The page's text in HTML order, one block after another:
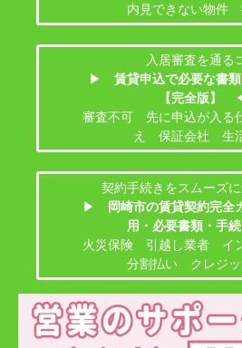
内見できない物件
入居審査を通る
▶
賃貸申込で必要な書
【完全版】
審査不可 先に申込が入る
え 保証会社 生
契約手続きをスムーズ
▶
岡崎市の賃貸契約完全
用・必要書類・手
火災保険 引越し業者 イ
分割払い クレジッ